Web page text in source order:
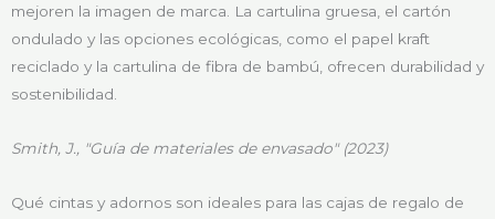
mejoren la imagen de marca. La cartulina gruesa, el cartón
ondulado y las opciones ecológicas, como el papel kraft
reciclado y la cartulina de fibra de bambú, ofrecen durabilidad y
sostenibilidad.
Smith, J., "Guía de materiales de envasado" (2023)
Qué cintas y adornos son ideales para las cajas de regalo de